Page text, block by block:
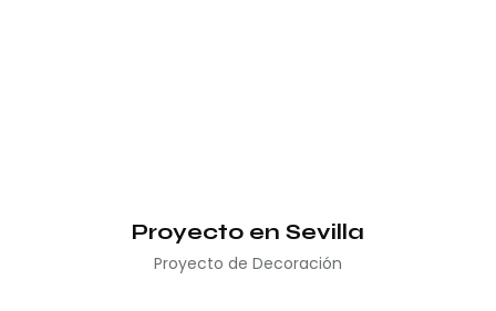
Proyecto en Sevilla
Proyecto de Decoración